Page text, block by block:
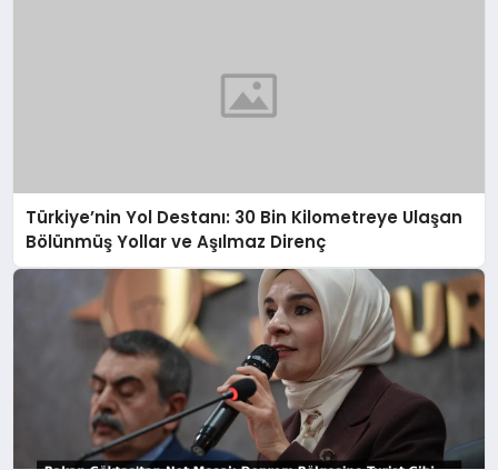
Türkiye’nin Yol Destanı: 30 Bin Kilometreye Ulaşan
Bölünmüş Yollar ve Aşılmaz Direnç